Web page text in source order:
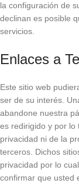
la configuración de
declinan es posible
servicios.
Enlaces a
Este sitio web
ser de su interés.
abandone nuestra
es redirigido y por lo
privacidad ni de la
terceros. Dichos
privacidad por lo
confirmar que usted